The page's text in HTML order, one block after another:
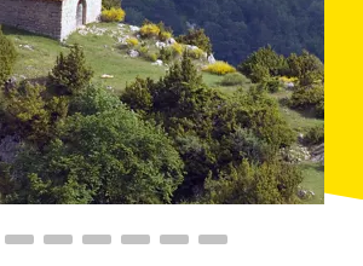
Pere de Graudescales, sin
de Els Presidents. Finalmente, del
a los Rasos de Peguera, por
de Sallent.
de la ruta proporcionan un mapa e
establecimientos donde poder
las salidas. Asimismo, han
de alternativas y variantes